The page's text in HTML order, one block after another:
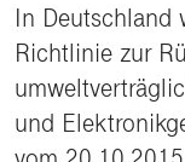
In Deutschland
Richtlinie zur
und